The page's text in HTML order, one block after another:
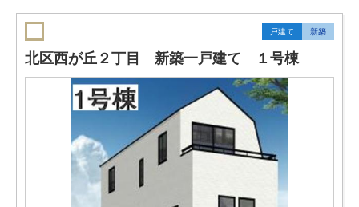
戸建て 新築
北区西が丘２丁目 新築一戸建て １号棟